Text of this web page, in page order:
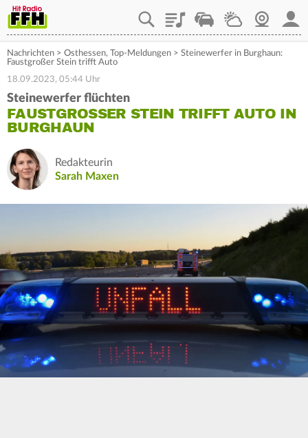
PlaylistStaupilotWetterWebcam
Nachrichten > Osthessen, Top-Meldungen > Steinewerfer in Burghaun:
Faustgroßer Stein trifft Auto
18.09.2023, 05:44 Uhr
Steinewerfer flüchten
FAUSTGROSSER STEIN TRIFFT AUTO IN B
URGHAUN
Redakteurin
Sarah Maxen